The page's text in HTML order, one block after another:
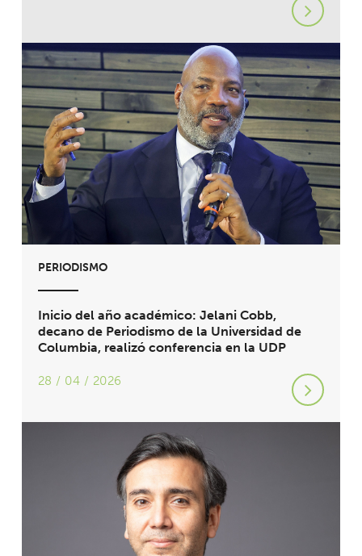
PERIODISMO
Inicio del año académico: Jelani Cobb,
decano de Periodismo de la Universidad de
Columbia, realizó conferencia en la UDP
28 / 04 / 2026